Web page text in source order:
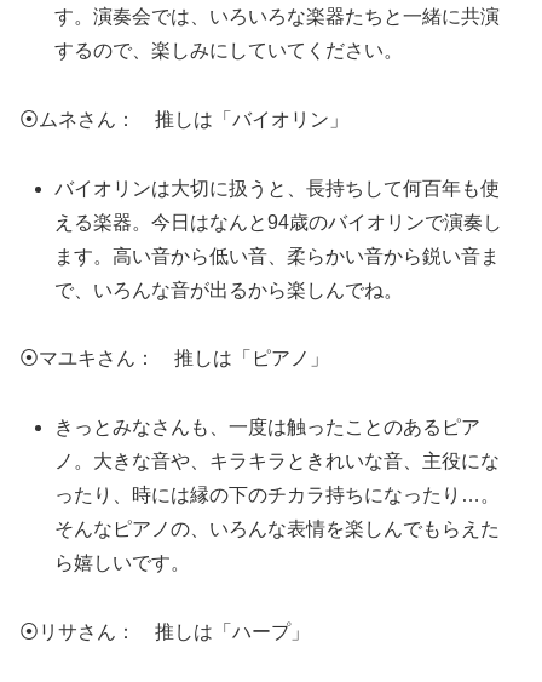
す。演奏会では、いろいろな楽器たちと一緒に共演
するので、楽しみにしていてください。
⦿ムネさん： 推しは「バイオリン」
バイオリンは大切に扱うと、長持ちして何百年も使
える楽器。今日はなんと94歳のバイオリンで演奏し
ます。高い音から低い音、柔らかい音から鋭い音ま
で、いろんな音が出るから楽しんでね。
⦿マユキさん： 推しは「ピアノ」
きっとみなさんも、一度は触ったことのあるピア
ノ。大きな音や、キラキラときれいな音、主役にな
ったり、時には縁の下のチカラ持ちになったり…。
そんなピアノの、いろんな表情を楽しんでもらえた
ら嬉しいです。
⦿リサさん： 推しは「ハープ」